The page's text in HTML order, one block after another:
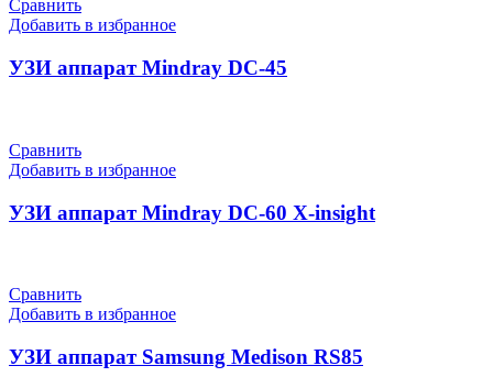
Сравнить
Добавить в избранное
УЗИ аппарат Mindray DC-45
Сравнить
Добавить в избранное
УЗИ аппарат Mindray DC-60 X-insight
Сравнить
Добавить в избранное
УЗИ аппарат Samsung Medison RS85